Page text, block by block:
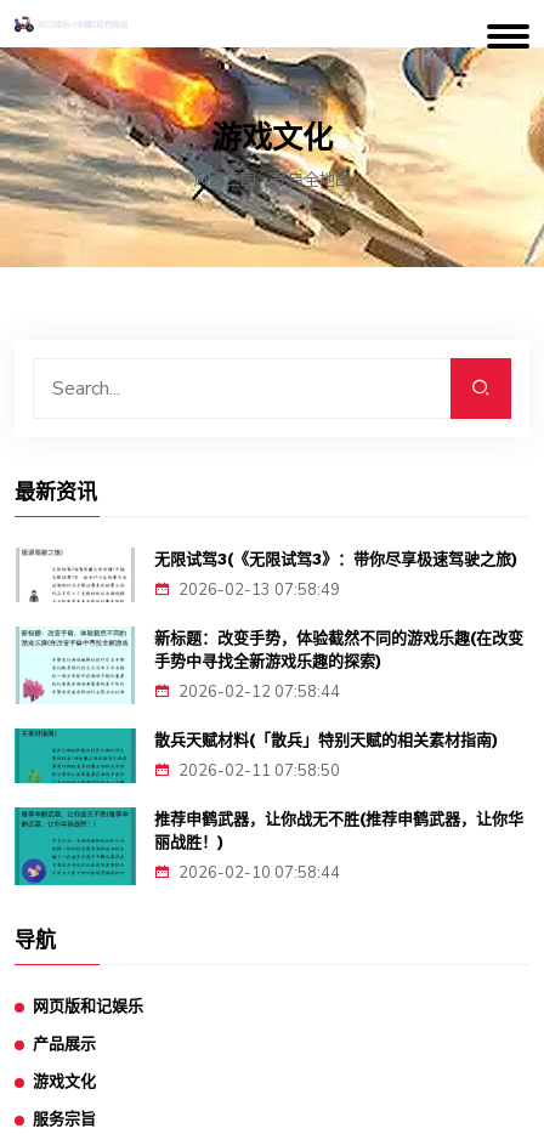
游戏文化
风云三国：开启全地图
最新资讯
无限试驾3(《无限试驾3》：带你尽享极速驾驶之旅)
2026-02-13 07:58:49
新标题：改变手势，体验截然不同的游戏乐趣(在改变
手势中寻找全新游戏乐趣的探索)
2026-02-12 07:58:44
散兵天赋材料(「散兵」特别天赋的相关素材指南)
2026-02-11 07:58:50
推荐申鹤武器，让你战无不胜(推荐申鹤武器，让你华
丽战胜！)
2026-02-10 07:58:44
导航
网页版和记娱乐
产品展示
游戏文化
服务宗旨